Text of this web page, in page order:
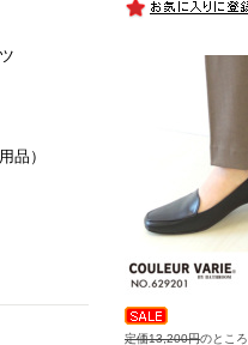
品）
定価13,200円のところ